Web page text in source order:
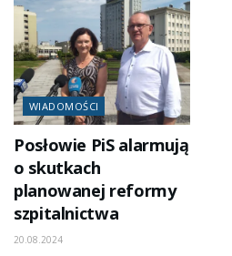
WIADOMOŚCI
Posłowie PiS alarmują
o skutkach
planowanej reformy
szpitalnictwa
20.08.2024